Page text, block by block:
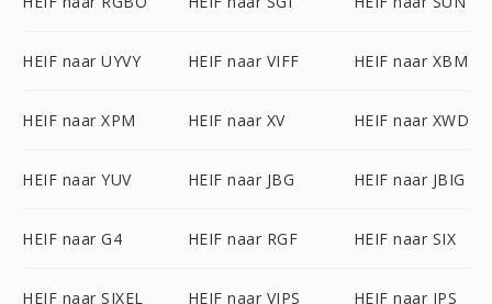
HEIF naar UYVY HEIF naar VIFF HEIF naar XBM
HEIF naar XPM HEIF naar XV HEIF naar XWD
HEIF naar YUV HEIF naar JBG HEIF naar JBIG
HEIF naar G4 HEIF naar RGF HEIF naar SIX
HEIF naar SIXEL HEIF naar VIPS HEIF naar JPS